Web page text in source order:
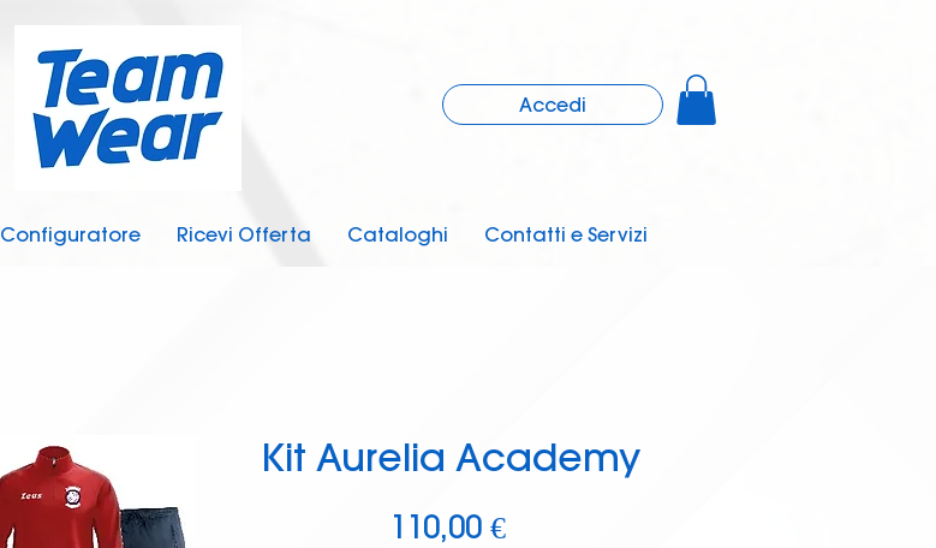
Accedi
Configuratore Ricevi Offerta Cataloghi Contatti e Servizi
Kit Aurelia Academy
110,00 €Prezzo